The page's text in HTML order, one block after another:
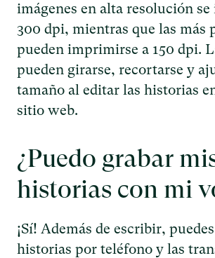
imágenes en alta resolución
300 dpi, mientras que las más
pueden imprimirse a 150 dpi.
pueden girarse, recortarse y
tamaño al editar las historias
sitio web.
¿Puedo grabar
historias con mi
¡Sí! Además de escribir,
historias por teléfono y las